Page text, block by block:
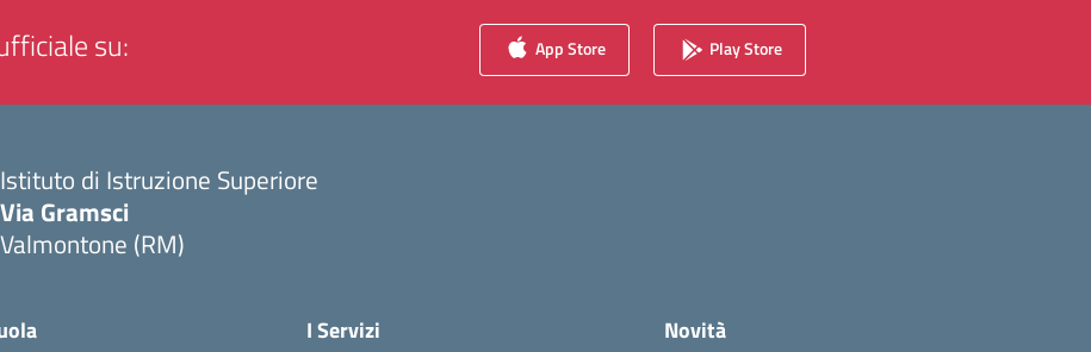
su: App Store Play Store
Istituto di Istruzione Superiore
Via Gramsci
Valmontone (RM)
I Servizi Novità